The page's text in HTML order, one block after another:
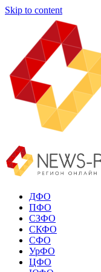
Skip to content
ДФО
ПФО
СЗФО
СКФО
СФО
УрФО
ЦФО